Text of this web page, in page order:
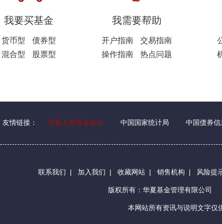
我要买基金
货币型
债券型
混合型
股票型
我需要帮助
开户指南
交易指南
操作指南
热点问题
友情链接： 华夏人慈善基金会 中国国家统计局 中国债券信
联系我们 | 加入我们 | 收藏网站 | 销售机构 | 风险提
版权所有：华夏基金管理有限公司
本网站所有资讯与说明文字仅